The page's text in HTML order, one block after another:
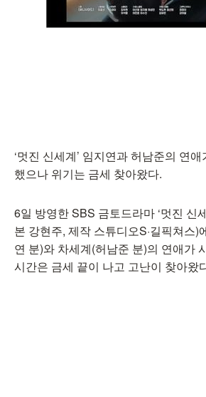
‘멋진 신세계’ 임지연과 허남준의 연
했으나 위기는 금세 찾아왔다.
6일 방영한 SBS 금토드라마 ‘멋진 신
본 강현주, 제작 스튜디오S·길픽쳐스)
연 분)와 차세계(허남준 분)의 연애가
시간은 금세 끝이 나고 고난이 찾아왔